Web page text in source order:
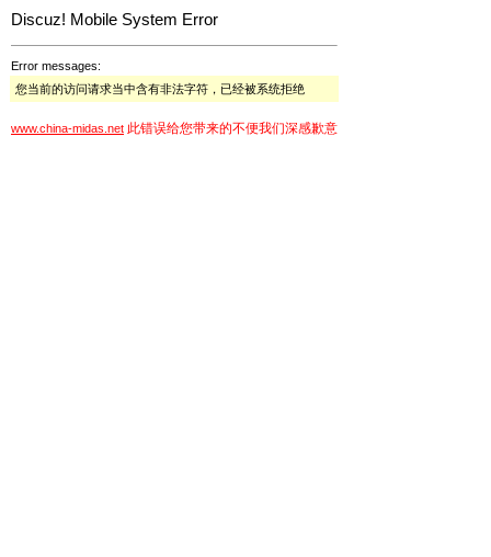
Discuz! Mobile System Error
Error messages:
您当前的访问请求当中含有非法字符，已经被系统拒绝
www.china-midas.net 此错误给您带来的不便我们深感歉意